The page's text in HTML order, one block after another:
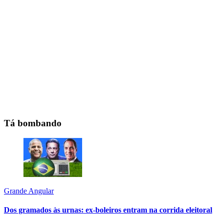
Tá bombando
Grande Angular
Dos gramados às urnas: ex-boleiros entram na corrida eleitoral